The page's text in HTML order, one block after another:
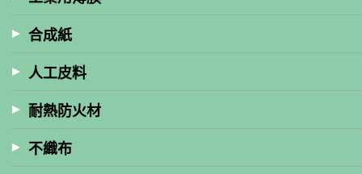
合成紙
人工皮料
耐熱防火材
不織布